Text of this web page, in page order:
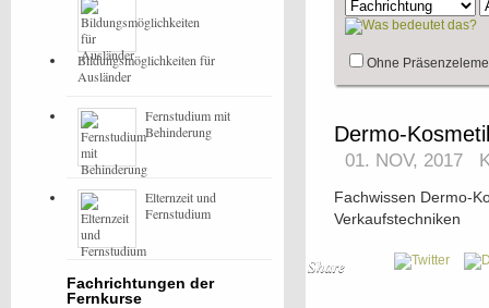
Ohne
Dermo-
01. NOV, 2017
Fachwissen Dermo-
Verkaufstechniken
Share
Bildungsmöglichkeiten für
Ausländer
Fernstudium mit
Behinderung
Elternzeit und
Fernstudium
Fachrichtungen der
Fernkurse